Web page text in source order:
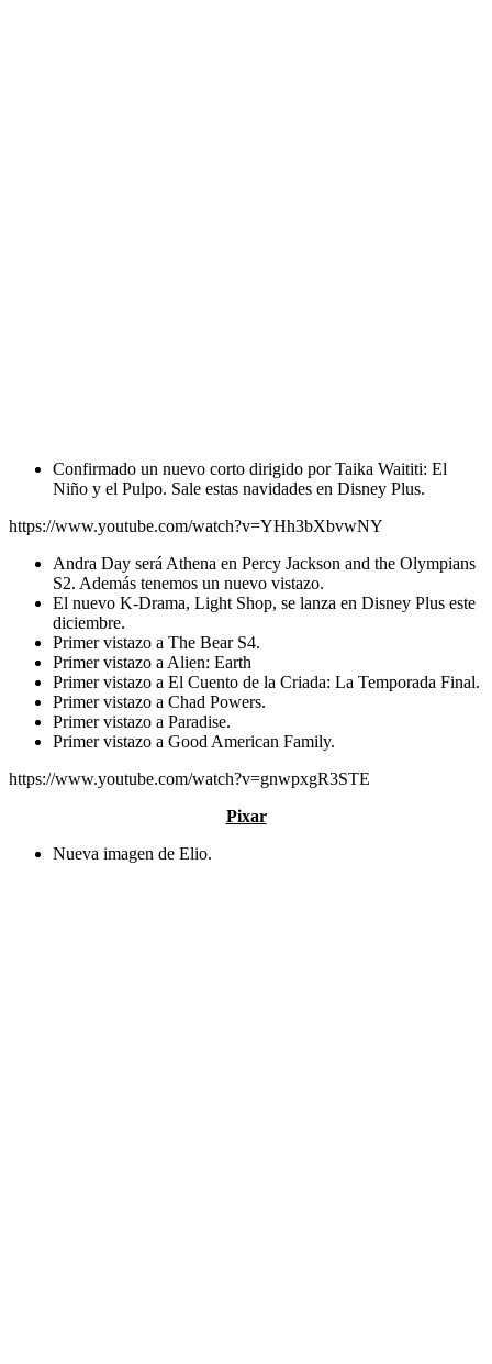
Confirmado un nuevo corto dirigido por Taika Waititi: El
Niño y el Pulpo. Sale estas navidades en Disney Plus.
https://www.youtube.com/watch?v=YHh3bXbvwNY
Andra Day será Athena en Percy Jackson and the Olympians
S2. Además tenemos un nuevo vistazo.
El nuevo K-Drama, Light Shop, se lanza en Disney Plus este
diciembre.
Primer vistazo a The Bear S4.
Primer vistazo a Alien: Earth
Primer vistazo a El Cuento de la Criada: La Temporada Final.
Primer vistazo a Chad Powers.
Primer vistazo a Paradise.
Primer vistazo a Good American Family.
https://www.youtube.com/watch?v=gnwpxgR3STE
Pixar
Nueva imagen de Elio.